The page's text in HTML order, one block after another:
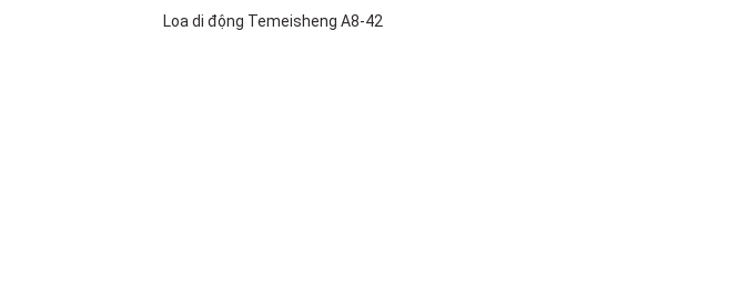
Loa di động Temeisheng A8-42